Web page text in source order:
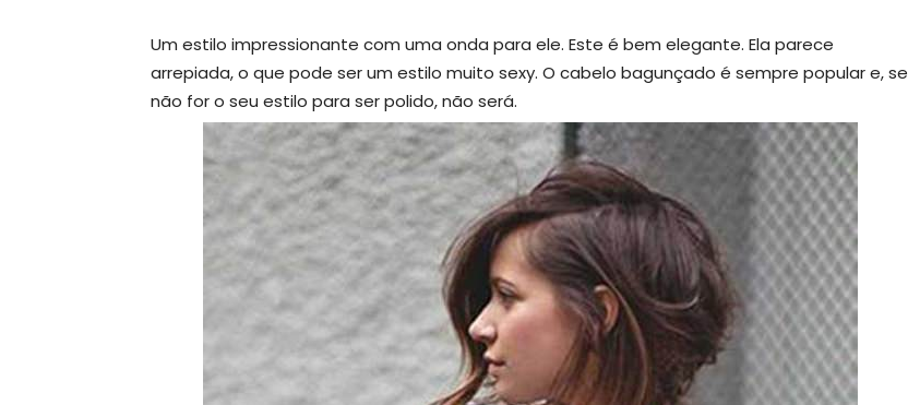
Um estilo impressionante com uma onda para ele. Este é bem elegante. Ela parece
arrepiada, o que pode ser um estilo muito sexy. O cabelo bagunçado é sempre popular e, se
não for o seu estilo para ser polido, não será.